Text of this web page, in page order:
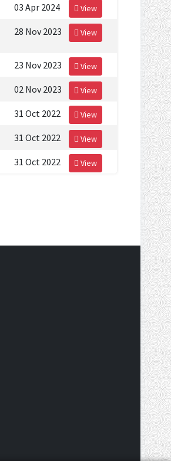
03 Apr 2024 View
28 Nov 2023 View
23 Nov 2023 View
02 Nov 2023 View
31 Oct 2022 View
31 Oct 2022 View
31 Oct 2022 View